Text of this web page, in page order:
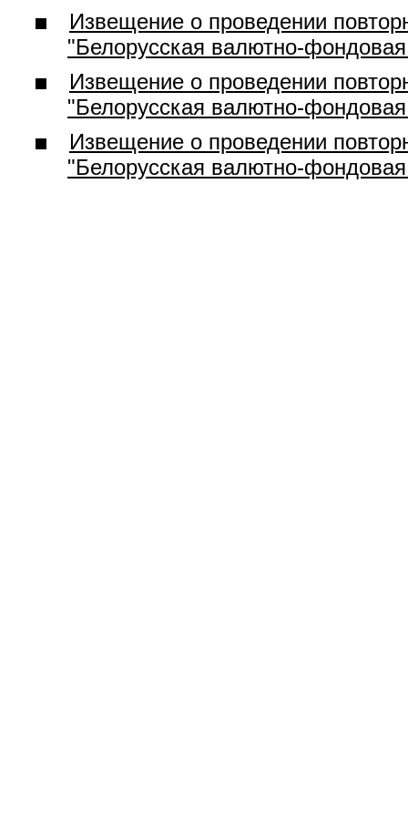
Извещение о проведении
"Белорусская валютно-
Извещение о проведении
"Белорусская валютно-
Извещение о проведении
"Белорусская валютно-